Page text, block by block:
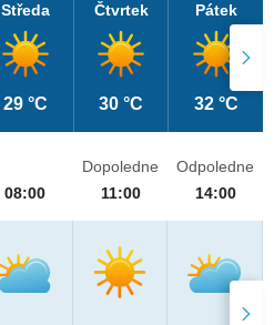
Středa
29 °C
Čtvrtek
30 °C
Pátek
32 °C
08:00
Dopoledne
11:00
Odpoledne
14:00